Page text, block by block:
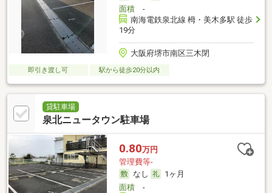
面積-
南海電鉄泉北線 栂・美木多駅 徒歩
19分
大阪府堺市南区三木閉
即引き渡し可 駅から徒歩20分以内
貸駐車場
泉北ニュータウン駐車場
0.80万円
管理費等-
なし
1ヶ月
面積-